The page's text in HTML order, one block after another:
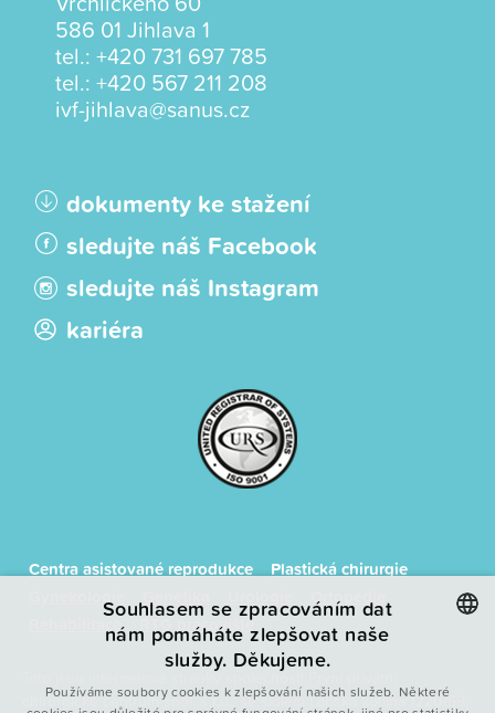
586 01 Jihlava 1
tel.: +420 731 697 785
tel.: +420 567 211 208
ivf-jihlava@sanus.cz
dokumenty ke stažení
sledujte náš Facebook
sledujte náš Instagram
kariéra
Centra asistované reprodukce
Plastická chirurgie
Ortopedie
Rehabilitace
RTG pracoviště
Toto jsou internetové stránky společnosti První privátní
chirurgické centrum spol. s r.o., se sídlem Labská kotlina 1220/69,
ENGLISH
Souhlasem se zpracováním dat
nám pomáháte zlepšovat naše
služby. Děkujeme.
Používáme soubory cookies k zlepšování našich služeb. Některé